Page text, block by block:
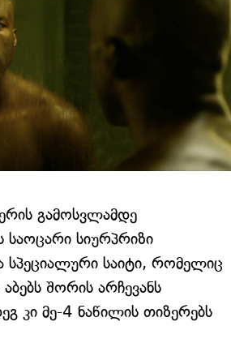
გამოსვლამდე
საოცარი სიურპრიზი
სპეციალური საიტი, რომელიც
შორის არჩევანს
კი მე-4 ნაწილის თიზერებს